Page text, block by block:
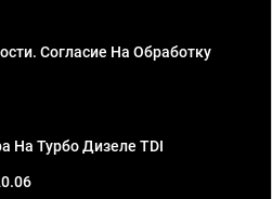
Согласие На Обработку
На Турбо Дизеле TDI